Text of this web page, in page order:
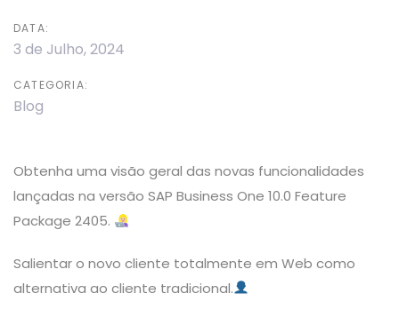
DATA:
3 de Julho, 2024
CATEGORIA:
Blog
Obtenha uma visão geral das novas funcionalidades
lançadas na versão SAP Business One 10.0 Feature
Package 2405.
Salientar o novo cliente totalmente em Web como
alternativa ao cliente tradicional.